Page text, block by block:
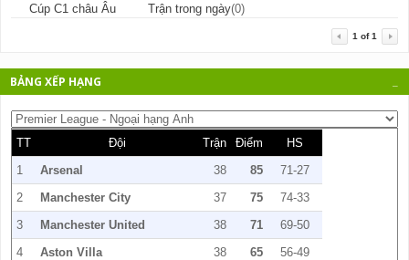
Cúp C1 châu Âu Trận trong ngày(0)
1 of1
BẢNG XẾP HẠNG
TT Đội Trận Điểm
HS
1
Arsenal 38 85
71-27
2
Manchester City 37 75
74-33
3
Manchester United 38 71
69-50
4
Aston Villa 38 65
56-49